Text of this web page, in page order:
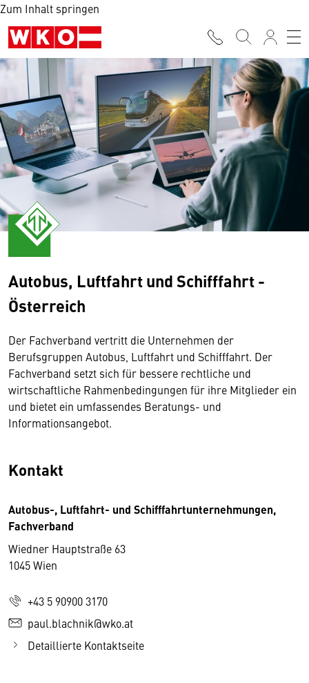
Zum Inhalt springen
Autobus, Luftfahrt und Schifffahrt -
Österreich
Der Fachverband vertritt die Unternehmen der
Berufsgruppen Autobus, Luftfahrt und Schifffahrt. Der
Fachverband setzt sich für bessere rechtliche und
wirtschaftliche Rahmenbedingungen für ihre Mitglieder ein
und bietet ein umfassendes Beratungs- und
Informationsangebot.
Kontakt
Autobus-, Luftfahrt- und Schifffahrtunternehmungen,
Fachverband
Wiedner Hauptstraße 63
1045 Wien
+43 5 90900 3170
paul.blachnik@wko.at
Detaillierte Kontaktseite